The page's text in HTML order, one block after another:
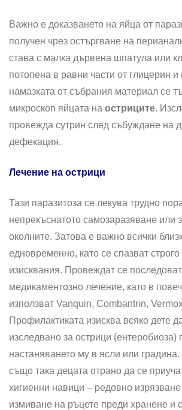
Важно е доказването на яйца от
получен чрез остъргване на
става с малка дървена шпатула или
потопена в равни части от глицерин и
намазката от събрания материал се
микроскоп яйцата на остриците.
провежда сутрин след събуждане на
дефекация.
Лечение на острици
Тази паразитоза се лекува трудно
непрекъснатото самозаразяване или
околните. Затова е важно всички
едновременно, като се спазват строго
изисквания. Провеждат се
медикаментозно лечение, като в
използват Vanquin, Combantrin,
Профилактиката изисква всяко дете
изследвано за острици (ентеробиоза)
настаняването му в ясли или
също така децата отрано да се
хигиенни навици – редовно изрязване
измиване на ръцете преди хранене и